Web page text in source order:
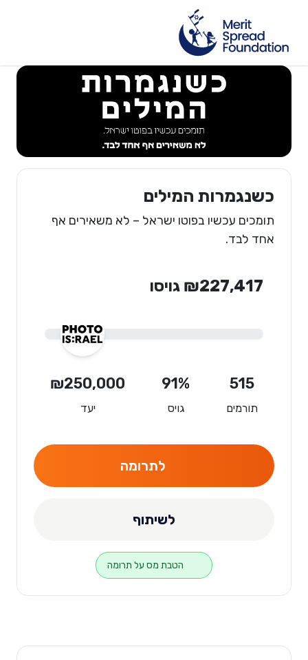
כשנגמרות המילים
תומכים עכשיו בפוטו ישראל – לא משאירים אף
אחד לבד.
₪227,417 גויסו
515
תורמים
91%
גויס
₪250,000
יעד
לתרומה
לשיתוף
הטבת מס על תרומה